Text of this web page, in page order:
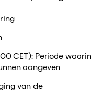
CET): Periode waarin
aangeven
van de